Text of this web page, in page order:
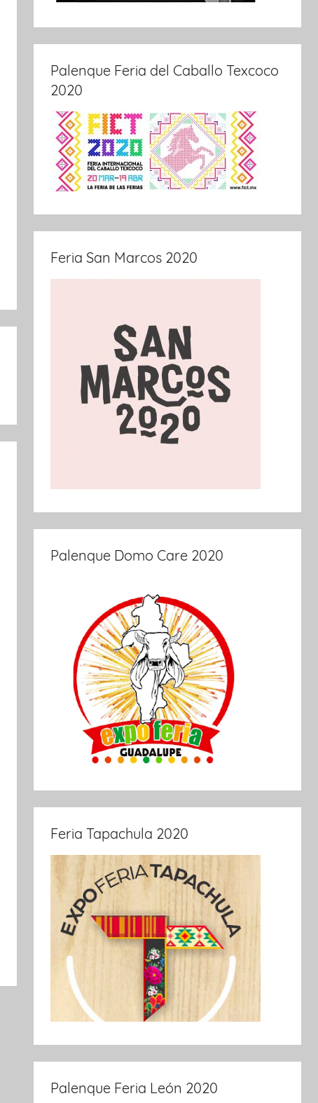
Palenque Feria del Caballo Texcoco
2020
Feria San Marcos 2020
Palenque Domo Care 2020
Feria Tapachula 2020
Palenque Feria León 2020